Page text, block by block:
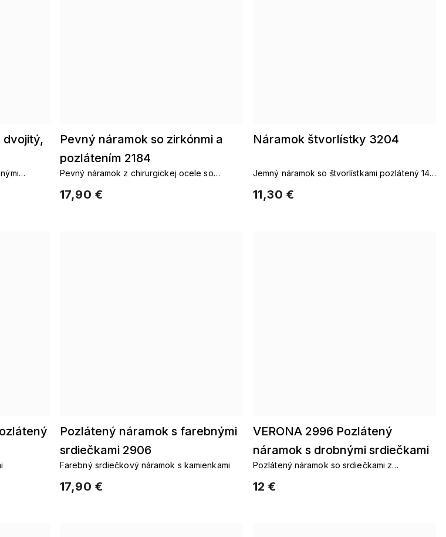
dvojitý,
náramky
Pevný náramok so zirkónmi a
pozlátením 2184
17,90 €
Pevný náramok z chirurgickej ocele so
Náramok štvorlístky 3204
11,30 €
Jemný náramok so štvorlístkami pozlátený 14K
Pozlátený náramok s farebnými
srdiečkami 2906
17,90 €
Farebný srdiečkový náramok s kamienkami
VERONA 2996 Pozlátený
náramok s drobnými srdiečkami
12 €
Pozlátený náramok so srdiečkami z